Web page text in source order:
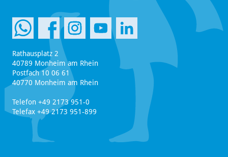
Rathausplatz 2
40789 Monheim am Rhein
Postfach 10 06 61
40770 Monheim am Rhein
Telefon +49 2173 951-0
Telefax +49 2173 951-899